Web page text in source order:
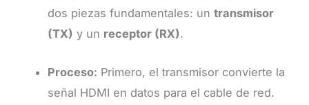
dos piezas fundamentales: untransmisor
(TX) y un receptor (RX).
Proceso: Primero, el transmisor convierte la
señal HDMI en datos para el cable de red.